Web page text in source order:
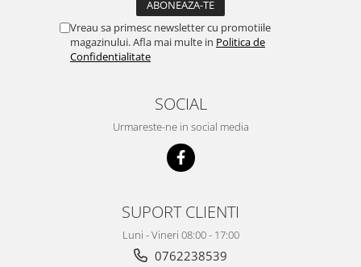
Vreau sa primesc newsletter cu promotiile
magazinului. Afla mai multe in Politica de
Confidentialitate
SOCIAL
Urmareste-ne in social media
SUPORT CLIENTI
Luni - Vineri 08:00 - 17:00
0762238539